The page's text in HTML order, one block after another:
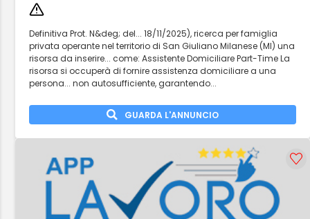
Definitiva Prot. N&deg; del... 18/11/2025), ricerca per famiglia
privata operante nel territorio di San Giuliano Milanese (MI) una
risorsa da inserire... come: Assistente Domiciliare Part-Time La
risorsa si occuperà di fornire assistenza domiciliare a una
persona... non autosufficiente, garantendo...
GUARDA L'ANNUNCIO